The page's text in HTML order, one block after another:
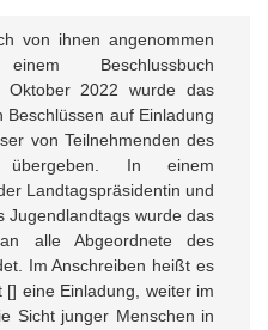
von ihnen angenommen
Beschlussbuch
Oktober 2022 wurde das
Beschlüssen auf Einladung
von Teilnehmenden des
übergeben. In einem
Landtagspräsidentin und
Jugendlandtags wurde das
alle Abgeordnete des
Im Anschreiben heißt es
[] eine Einladung, weiter im
Sicht junger Menschen in